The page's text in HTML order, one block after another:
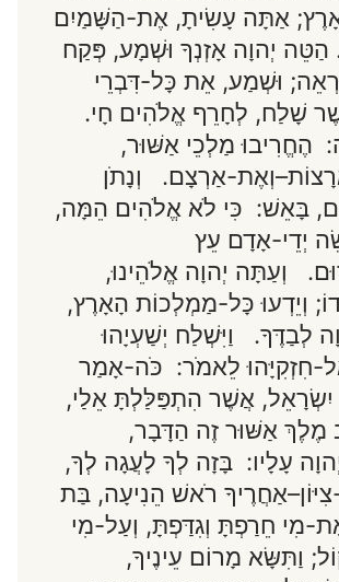
אַתָּה עָשִׂיתָ, אֶת-הַשָּׁמַיִם
יְהוָה אָזְנְךָ וּשְׁמָע, פְּקַח
וּשְׁמַע, אֵת כָּל-דִּבְרֵי
שָׁלַח, לְחָרֵף אֱלֹהִים חָי.
הֶחֱרִיבוּ מַלְכֵי אַשּׁוּר,
אַרְצָם. וְנָתֹן
בָּאֵשׁ: כִּי לֹא אֱלֹהִים הֵמָּה,
יְדֵי-אָדָם עֵץ
וְעַתָּה יְהוָה אֱלֹהֵינוּ,
וְיֵדְעוּ כָּל-מַמְלְכוֹת הָאָרֶץ,
לְבַדֶּךָ. וַיִּשְׁלַח יְשַׁעְיָהוּ
חִזְקִיָּהוּ לֵאמֹר: כֹּה-אָמַר
יִשְׂרָאֵל, אֲשֶׁר הִתְפַּלַּלְתָּ אֵלַי,
מֶלֶךְ אַשּׁוּר זֶה הַדָּבָר,
עָלָיו: בָּזָה לְךָ לָעֲגָה לְךָ,
רֹאשׁ הֵנִיעָה, בַּת
מִי חֵרַפְתָּ וְגִדַּפְתָּ, וְעַל-מִי
וַתִּשָּׂא מָרוֹם עֵינֶיךָ,